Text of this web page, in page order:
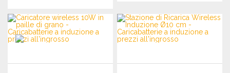
ORDINARE
Richiedi un preventivo
Richiedi un preventivo